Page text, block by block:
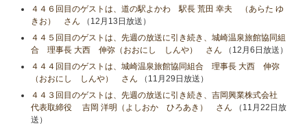
４４６回目のゲストは、道の駅よかわ 駅長 荒田 幸夫 （あらた ゆ
きお） さん （12月13日放送）
４４５回目のゲストは、先週の放送に引き続き、城崎温泉旅館協同組
合 理事長 大西 伸弥（おおにし しんや） さん （12月6日放送）
４４４回目のゲストは、城崎温泉旅館協同組合 理事長 大西 伸弥
（おおにし しんや） さん （11月29日放送）
４４３回目のゲストは、先週の放送に引き続き、吉岡興業株式会社
代表取締役 吉岡 洋明（よしおか ひろあき） さん （11月22日放
送）